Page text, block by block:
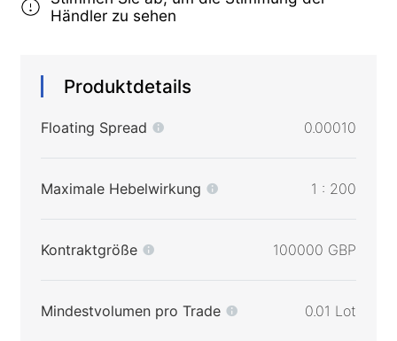
Händler zu sehen
Produktdetails
Floating Spread 0.00010
Maximale Hebelwirkung 1 : 200
Kontraktgröße 100000 GBP
Mindestvolumen pro Trade 0.01 Lot